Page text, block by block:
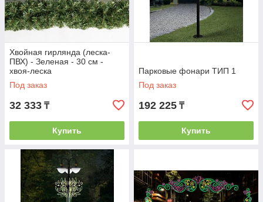
Хвойная гирлянда (леска-
ПВХ) - Зеленая - 30 см -
хвоя-леска
Под заказ
32 333 ₸
Купить
Парковые фонари ТИП 1
Под заказ
192 225 ₸
Купить